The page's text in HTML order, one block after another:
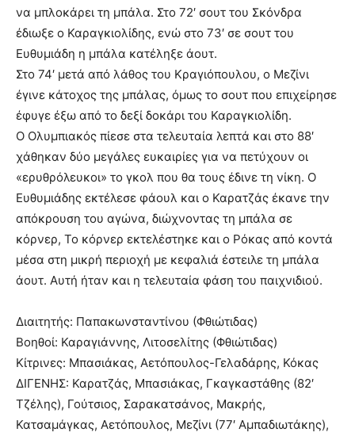
να μπλοκάρει τη μπάλα. Στο 72′ σουτ του Σκόνδρα
έδιωξε ο Καραγκιολίδης, ενώ στο 73′ σε σουτ του
Ευθυμιάδη η μπάλα κατέληξε άουτ.
Στο 74′ μετά από λάθος του Κραγιόπουλου, ο Μεζίνι
έγινε κάτοχος της μπάλας, όμως το σουτ που επιχείρησε
έφυγε έξω από το δεξί δοκάρι του Καραγκιολίδη.
Ο Ολυμπιακός πίεσε στα τελευταία λεπτά και στο 88′
χάθηκαν δύο μεγάλες ευκαιρίες για να πετύχουν οι
«ερυθρόλευκοι» το γκολ που θα τους έδινε τη νίκη. Ο
Ευθυμιάδης εκτέλεσε φάουλ και ο Καρατζάς έκανε την
απόκρουση του αγώνα, διώχνοντας τη μπάλα σε
κόρνερ, Το κόρνερ εκτελέστηκε και ο Ρόκας από κοντά
μέσα στη μικρή περιοχή με κεφαλιά έστειλε τη μπάλα
άουτ. Αυτή ήταν και η τελευταία φάση του παιχνιδιού.
Διαιτητής: Παπακωνσταντίνου (Φθιώτιδας)
Βοηθοί: Καραγιάννης, Λιτοσελίτης (Φθιώτιδας)
Κίτρινες: Μπασιάκας, Αετόπουλος-Γελαδάρης, Κόκας
ΔΙΓΕΝΗΣ: Καρατζάς, Μπασιάκας, Γκαγκαστάθης (82′
Τζέλης), Γούτσιος, Σαρακατσάνος, Μακρής,
Κατσαμάγκας, Αετόπουλος, Μεζίνι (77′ Αμπαδιωτάκης),